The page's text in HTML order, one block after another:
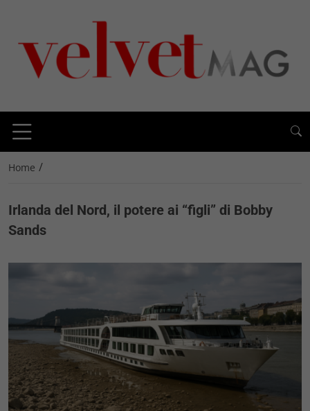
Home /
Irlanda del Nord, il potere ai “figli” di Bobby
Sands